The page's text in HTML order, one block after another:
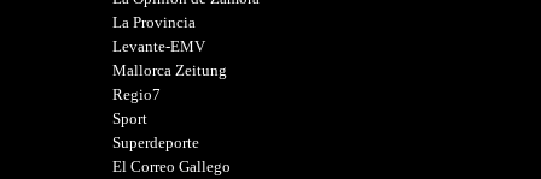
La Provincia
Levante-EMV
Mallorca Zeitung
Regio7
Sport
Superdeporte
El Correo Gallego